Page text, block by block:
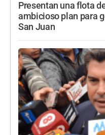
Presentan una flota
ambicioso plan para
San Juan